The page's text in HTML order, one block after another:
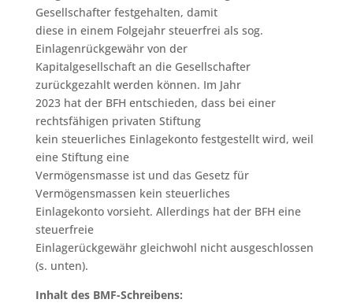
Gesellschafter festgehalten, damit
diese in einem Folgejahr steuerfrei als sog.
Einlagenrückgewähr von der
Kapitalgesellschaft an die Gesellschafter
zurückgezahlt werden können. Im Jahr
2023 hat der BFH entschieden, dass bei einer
rechtsfähigen privaten Stiftung
kein steuerliches Einlagekonto festgestellt wird, weil
eine Stiftung eine
Vermögensmasse ist und das Gesetz für
Vermögensmassen kein steuerliches
Einlagekonto vorsieht. Allerdings hat der BFH eine
steuerfreie
Einlagerückgewähr gleichwohl nicht ausgeschlossen
(s. unten).
Inhalt des BMF-Schreibens: